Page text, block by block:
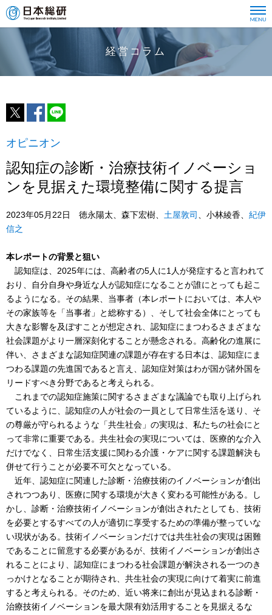
経営コラム
オピニオン
認知症の診断・治療技術イノベーショ
ンを見据えた環境整備に関する提言
2023年05月22日 徳永陽太、森下宏樹、 土屋敦司 、小林綾香、 紀伊
信之
本レポートの背景と狙い
認知症は、2025年には、高齢者の5人に1人が発症すると言われて
おり、自分自身や身近な人が認知症になることが誰にとっても起こ
るようになる。その結果、当事者（本レポートにおいては、本人や
その家族等を「当事者」と総称する）、そして社会全体にとっても
大きな影響を及ぼすことが想定され、認知症にまつわるさまざまな
社会課題がより一層深刻化することが懸念される。高齢化の進展に
伴い、さまざまな認知症関連の課題が存在する日本は、認知症にま
つわる課題の先進国であると言え、認知症対策はわが国が諸外国を
リードすべき分野であると考えられる。
これまでの認知症施策に関するさまざまな議論でも取り上げられ
ているように、認知症の人が社会の一員として日常生活を送り、そ
の尊厳が守られるような「共生社会」の実現は、私たちの社会にと
って非常に重要である。共生社会の実現については、医療的な介入
だけでなく、日常生活支援に関わる介護・ケアに関する課題解決も
併せて行うことが必要不可欠となっている。
近年、認知症に関連した診断・治療技術のイノベーションが創出
されつつあり、医療に関する環境が大きく変わる可能性がある。し
かし、診断・治療技術イノベーションが創出されたとしても、技術
を必要とするすべての人が適切に享受するための準備が整っていな
い現状がある。技術イノベーションだけでは共生社会の実現は困難
であることに留意する必要があるが、技術イノベーションが創出さ
れることにより、認知症にまつわる社会課題が解決される一つのき
っかけとなることが期待され、共生社会の実現に向けて着実に前進
すると考えられる。そのため、近い将来に創出が見込まれる診断・
治療技術イノベーションを最大限有効活用することを見据えるな